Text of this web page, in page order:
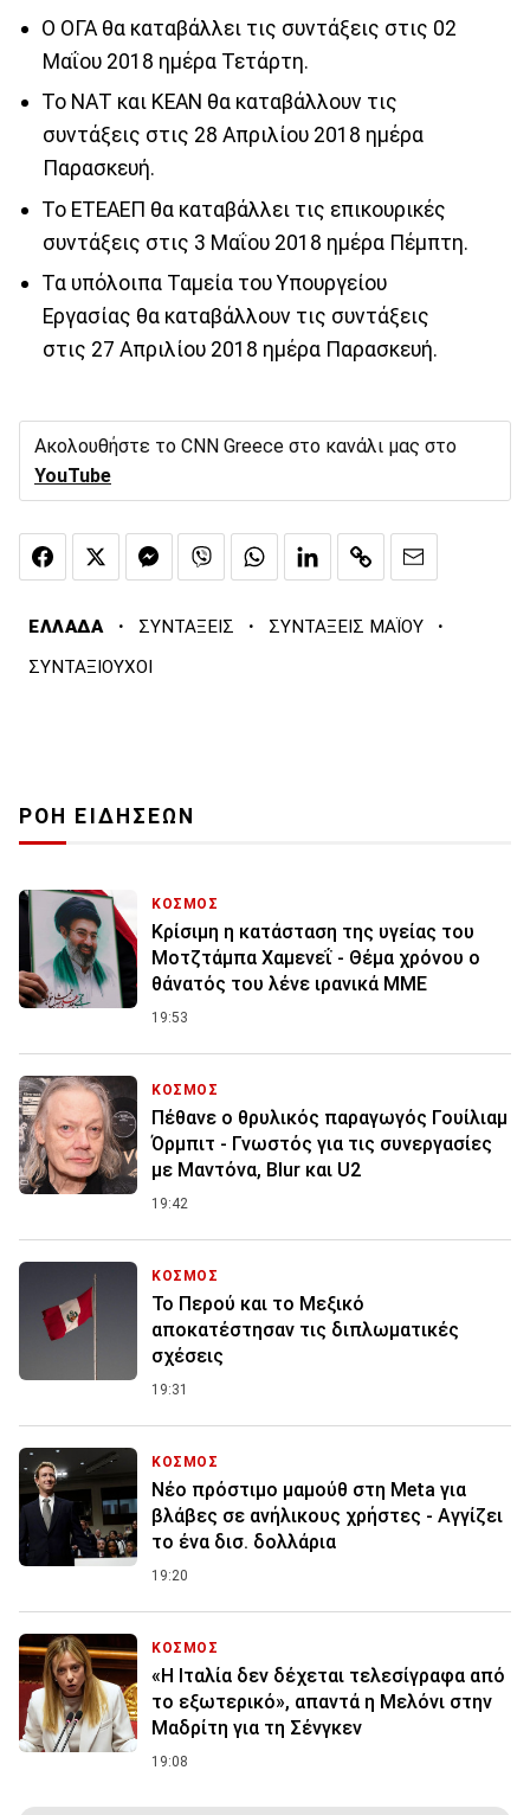
Ο ΟΓΑ θα καταβάλλει τις συντάξεις στις 02
Μαΐου 2018 ημέρα Τετάρτη.
Το ΝΑΤ και ΚΕΑΝ θα καταβάλλουν τις
συντάξεις στις 28 Απριλίου 2018 ημέρα
Παρασκευή.
Το ΕΤΕΑΕΠ θα καταβάλλει τις επικουρικές
συντάξεις στις 3 Μαΐου 2018 ημέρα Πέμπτη.
Τα υπόλοιπα Ταμεία του Υπουργείου
Εργασίας θα καταβάλλουν τις συντάξεις
στις 27 Απριλίου 2018 ημέρα Παρασκευή.
Ακολουθήστε το CNN Greece στο κανάλι μας στο
YouTube
ΕΛΛΑΔΑ · ΣΥΝΤΑΞΕΙΣ · ΣΥΝΤΑΞΕΙΣ ΜΑΪΟΥ ·
ΣΥΝΤΑΞΙΟΥΧΟΙ
ΡΟΗ ΕΙΔΗΣΕΩΝ
ΚΟΣΜΟΣ
Κρίσιμη η κατάσταση της υγείας του
Μοτζτάμπα Χαμενεΐ - Θέμα χρόνου ο
θάνατός του λένε ιρανικά ΜΜΕ
19:53
ΚΟΣΜΟΣ
Πέθανε ο θρυλικός παραγωγός Γουίλιαμ
Όρμπιτ - Γνωστός για τις συνεργασίες
με Μαντόνα, Blur και U2
19:42
ΚΟΣΜΟΣ
Το Περού και το Μεξικό
αποκατέστησαν τις διπλωματικές
σχέσεις
19:31
ΚΟΣΜΟΣ
Nέο πρόστιμο μαμούθ στη Meta για
βλάβες σε ανήλικους χρήστες - Αγγίζει
το ένα δισ. δολλάρια
19:20
ΚΟΣΜΟΣ
«Η Ιταλία δεν δέχεται τελεσίγραφα από
το εξωτερικό», απαντά η Μελόνι στην
Μαδρίτη για τη Σένγκεν
19:08